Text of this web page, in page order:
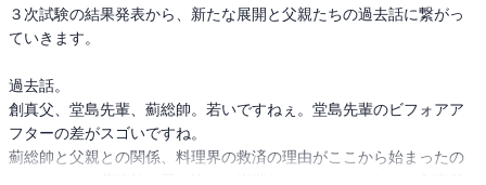
３次試験の結果発表から、新たな展開と父親たちの過去話に繋がっ
ていきます。
過去話。
創真父、堂島先輩、薊総帥。若いですねぇ。堂島先輩のビフォアア
フターの差がスゴいですね。
薊総帥と父親との関係、料理界の救済の理由がここから始まったの